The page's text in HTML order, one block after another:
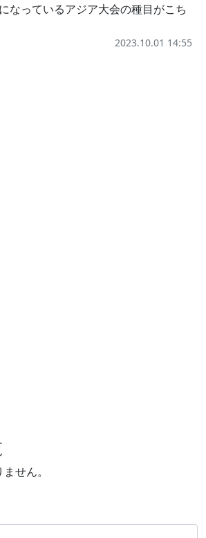
なっているアジア大会の種目がこち
2023.10.01 14:55
せん。